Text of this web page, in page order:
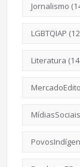
Jornalismo
LGBTQIAP
Literatura
MídiasSociais